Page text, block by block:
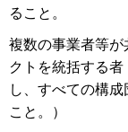
ること。
複数の事業者等が
クトを統括する
し、すべての構
こと。）